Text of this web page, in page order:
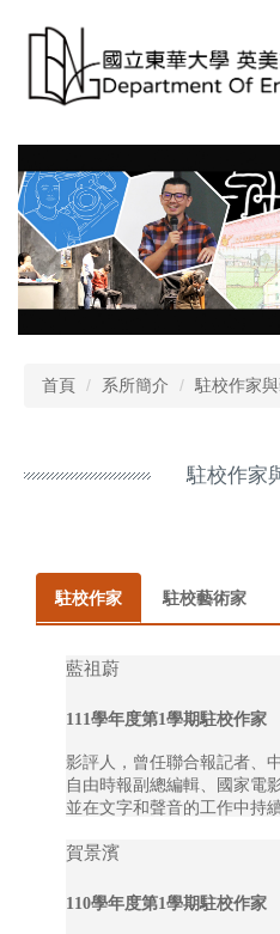
首頁 系所簡介 駐校作家
駐校作家
駐校作家 駐校藝術家
藍祖蔚
111學年度第1學期駐校作家
影評人，曾任聯合報記者、
自由時報副總編輯、國家電
並在文字和聲音的工作中持
卡獎作曲家的故事...
賀景濱
110學年度第1學期駐校作家